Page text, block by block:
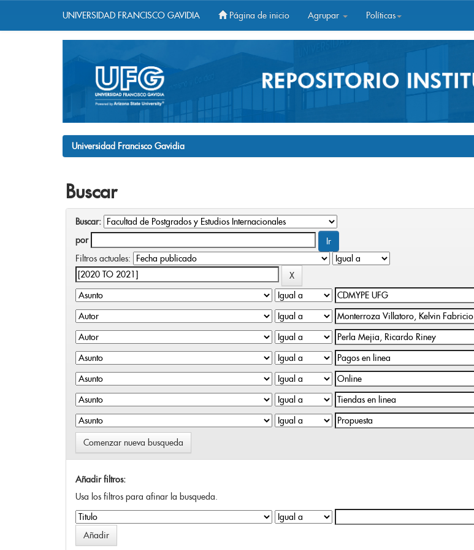
UNIVERSIDAD FRANCISCO GAVIDIA Página de inicio Agrupar Políticas
Universidad Francisco Gavidia
Buscar
Buscar:
por
Filtros actuales:
Comenzar nueva busqueda
Añadir filtros:
Usa los filtros para afinar la busqueda.